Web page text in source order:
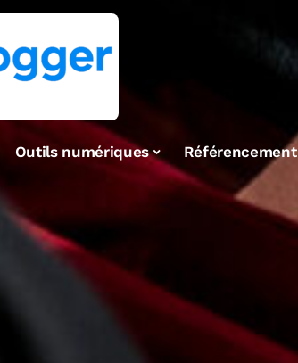
Outils numériques Référencement